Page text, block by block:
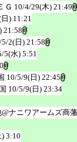
Ｇ 10/4/29(木) 21:49
) 11:21
21:58
5/2(日) 21:58
5(水) 5:51
10/5/9(日) 22:45
10/5/9(日) 23:34
ナニワアームズ商
3:10